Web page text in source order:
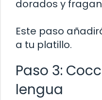
dorados y
Este paso
a tu platillo.
Paso 3:
lengua